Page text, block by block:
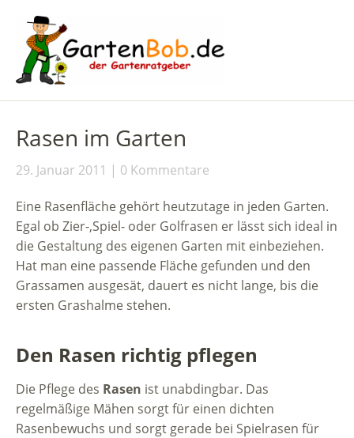
Rasen im Garten
29. Januar 2011 0 Kommentare
Eine Rasenfläche gehört heutzutage in jeden Garten.
Egal ob Zier-,Spiel- oder Golfrasen er lässt sich ideal in
die Gestaltung des eigenen Garten mit einbeziehen.
Hat man eine passende Fläche gefunden und den
Grassamen ausgesät, dauert es nicht lange, bis die
ersten Grashalme stehen.
Den Rasen richtig pflegen
Die Pflege des Rasen ist unabdingbar. Das
regelmäßige Mähen sorgt für einen dichten
Rasenbewuchs und sorgt gerade bei Spielrasen für